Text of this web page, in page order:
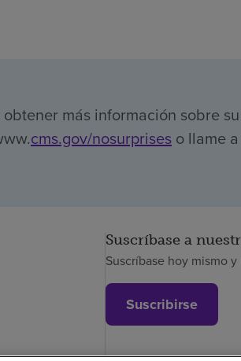
más información sobre
cms.gov/nosurprises o llame
Suscríbase a
Suscríbase hoy mismo
Suscribirse